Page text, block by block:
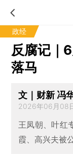
政经
反腐记｜
落马
文｜财新 冯
2026年06月08
王凤朝、叶红
霞、高兴夫被